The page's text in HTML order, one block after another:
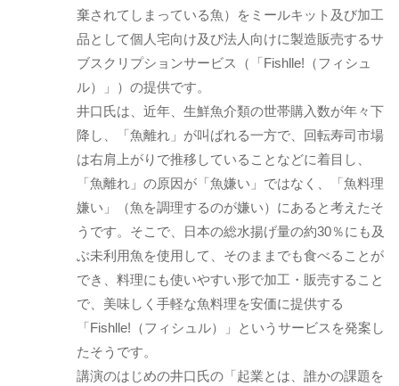
棄されてしまっている魚）をミールキット及び加工
品として個人宅向け及び法人向けに製造販売するサ
ブスクリプションサービス（「Fishlle!（フィシュ
ル）」）の提供です。
井口氏は、近年、生鮮魚介類の世帯購入数が年々下
降し、「魚離れ」が叫ばれる一方で、回転寿司市場
は右肩上がりで推移していることなどに着目し、
「魚離れ」の原因が「魚嫌い」ではなく、「魚料理
嫌い」（魚を調理するのが嫌い）にあると考えたそ
うです。そこで、日本の総水揚げ量の約30％にも及
ぶ未利用魚を使用して、そのままでも食べることが
でき、料理にも使いやすい形で加工・販売すること
で、美味しく手軽な魚料理を安価に提供する
「Fishlle!（フィシュル）」というサービスを発案し
たそうです。
講演のはじめの井口氏の「起業とは、誰かの課題を